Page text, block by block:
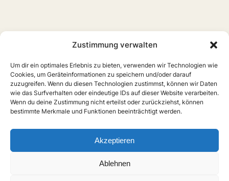
Zustimmung verwalten
Um dir ein optimales Erlebnis zu bieten, verwenden wir Technologien wie
Cookies, um Geräteinformationen zu speichern und/oder darauf
zuzugreifen. Wenn du diesen Technologien zustimmst, können wir Daten
wie das Surfverhalten oder eindeutige IDs auf dieser Website verarbeiten.
Wenn du deine Zustimmung nicht erteilst oder zurückziehst, können
bestimmte Merkmale und Funktionen beeinträchtigt werden.
Akzeptieren
Ablehnen